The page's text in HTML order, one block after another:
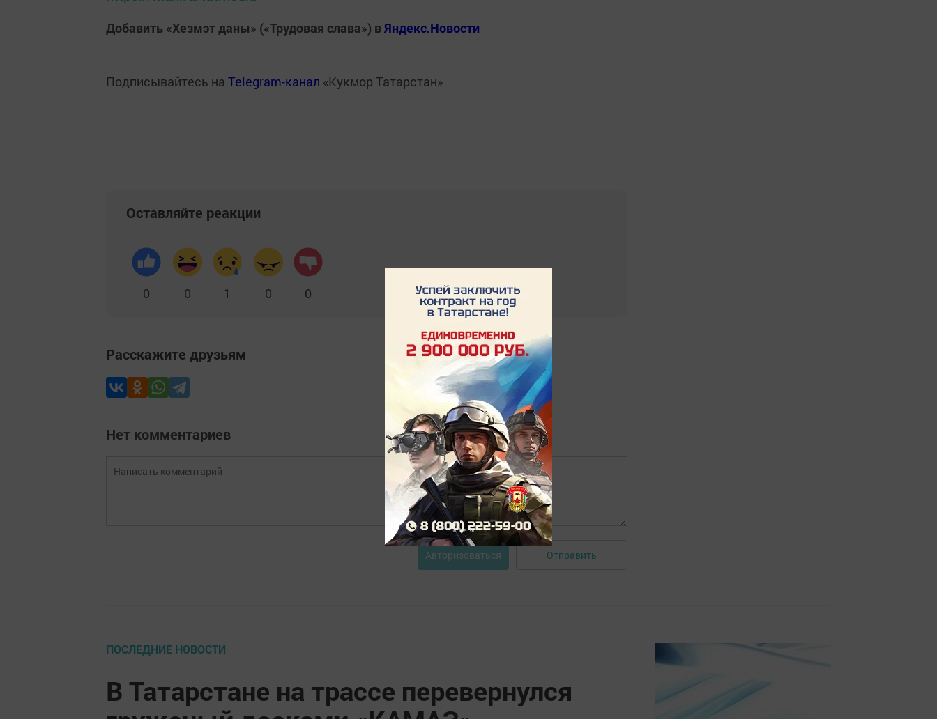
Добавить «Хезмэт даны» («Трудовая слава») вЯндекс.Новости
Подписывайтесь на Telegram-канал «Кукмор Татарстан»
Оставляйте реакции
0 0 1 0 0
Расскажите друзьям
Нет комментариев
Авторизоваться Отправить
ПОСЛЕДНИЕ НОВОСТИ
В Татарстане на трассе перевернулся